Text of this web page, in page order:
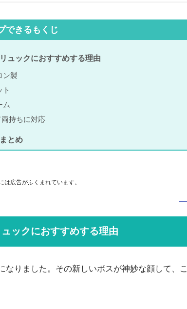
できるもくじ
ュックにおすすめする理由
ン製
ト
ム
持ちに対応
とめ
は広告がふくまれています。
ックにおすすめする理由
りました。その新しいボスが神妙な顔して、こ